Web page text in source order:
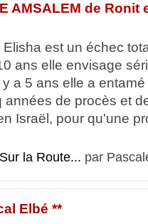
AMSALEM de Ronit
est un échec
ans elle envisage
a 5 ans elle a
de procès et
Israël, pour qu'une
Sur la Route... par
Elbé **